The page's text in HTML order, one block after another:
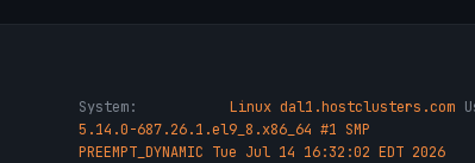
System:
Linux dal1.hostclusters.com
5.14.0-687.26.1.el9_8.x86_64 #1 SMP
PREEMPT_DYNAMIC Tue Jul 14 16:32:02 EDT 2026